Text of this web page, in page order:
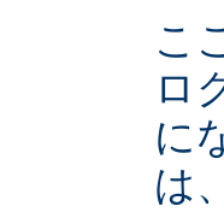
こ
ロ
に
は